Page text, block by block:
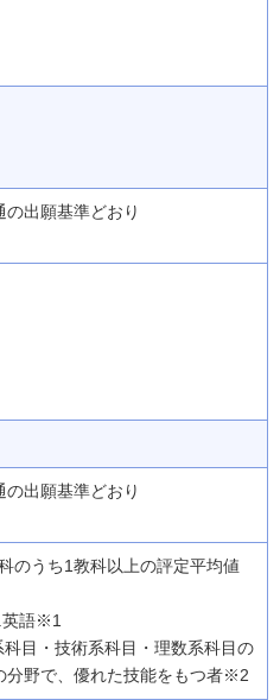
の出願基準どおり
の出願基準どおり
のうち1教科以上の評定平均値
語※1
目・技術系科目・理数系科目の
分野で、優れた技能をもつ者※2